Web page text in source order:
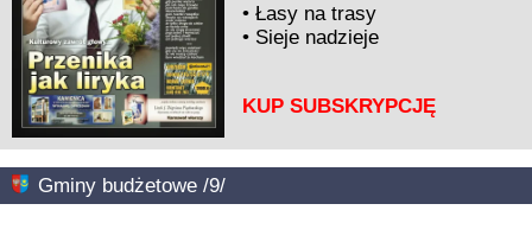
•Łasy na trasy
• Sieje nadzieje
KUP SUBSKRYPCJĘ
Gminy budżetowe /9/